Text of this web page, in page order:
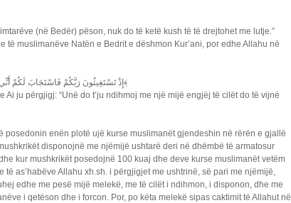
(në Bedër) pëson, nuk do të ketë kush të të drejtohet me lutje.”
të muslimanëve Natën e Bedrit e dëshmon Kur’ani, por edhe Allahu në
إِذْ تَسْتَغِيثُونَ رَبَّكُمْ فَاسْتَجَابَ لَكُمْ أَنِّي مُمِدُّكُمْ بِأَلْفٍ مِنَ الْمَلَائِكَةِ مُرْدِفِينَ ﴿9﴾
Ai ju përgjigj: “Unë do t’ju ndihmoj me një mijë engjëj të cilët do të vijnë
posedonin enën plotë ujë kurse muslimanët gjendeshin në rërën e gjallë
disponojnë me njëmijë ushtarë deri në dhëmbë të armatosur
kur mushkrikët posedojnë 100 kuaj dhe deve kurse muslimanët vetëm
të as’habëve Allahu xh.sh. i përgjigjet me ushtrinë, së pari me njëmijë,
edhe me pesë mijë melekë, me të cilët i ndihmon, i disponon, dhe me
i qetëson dhe i forcon. Por, po këta melekë sipas caktimit të Allahut në